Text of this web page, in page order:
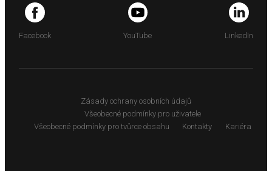
Facebook YouTube LinkedIn
Zásady ochrany osobních údajů
Všeobecné podmínky pro uživatele
Všeobecné podmínky pro tvůrce obsahu
Kontakty Kariéra